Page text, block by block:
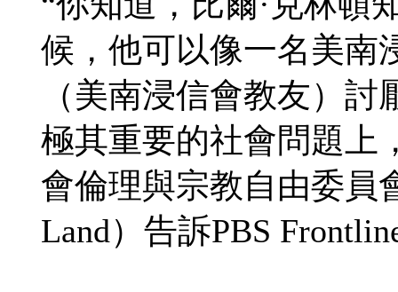
候，他可以像一名美南
（美南浸信會教友）
極其重要的社會問題上
會倫理與宗教自由委員
Land）告訴PBS